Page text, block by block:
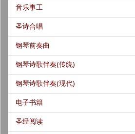
音乐事工
圣诗合唱
钢琴前奏曲
钢琴诗歌伴奏(传统)
钢琴诗歌伴奏(现代)
电子书籍
圣经阅读